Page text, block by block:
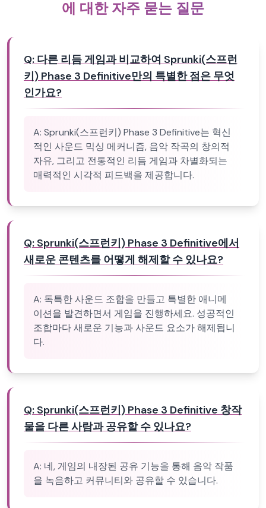
에 대한 자주 묻는 질문
Q: 다른 리듬 게임과 비교하여 Sprunki(스프런
키) Phase 3 Definitive만의 특별한 점은 무엇
인가요?
A: Sprunki(스프런키) Phase 3 Definitive는 혁신
적인 사운드 믹싱 메커니즘, 음악 작곡의 창의적
자유, 그리고 전통적인 리듬 게임과 차별화되는
매력적인 시각적 피드백을 제공합니다.
Q: Sprunki(스프런키) Phase 3 Definitive에서
새로운 콘텐츠를 어떻게 해제할 수 있나요?
A: 독특한 사운드 조합을 만들고 특별한 애니메
이션을 발견하면서 게임을 진행하세요. 성공적인
조합마다 새로운 기능과 사운드 요소가 해제됩니
다.
Q: Sprunki(스프런키) Phase 3 Definitive 창작
물을 다른 사람과 공유할 수 있나요?
A: 네, 게임의 내장된 공유 기능을 통해 음악 작품
을 녹음하고 커뮤니티와 공유할 수 있습니다.